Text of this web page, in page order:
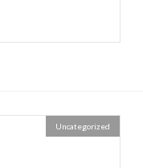
Uncategorized